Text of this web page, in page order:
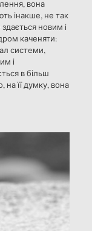
вона
інакше, не так
здається новим і
каченяти:
системи,
і
в більш
її думку, вона